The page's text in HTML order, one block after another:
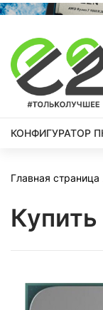
КОНФИГУРАТОР
Главная страница